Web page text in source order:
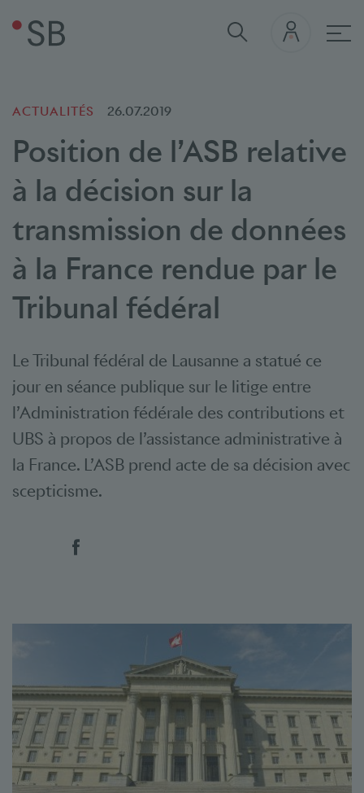
ACTUALITÉS 26.07.2019
Position de l’ASB relative
à la décision sur la
transmission de données
à la France rendue par le
Tribunal fédéral
Le Tribunal fédéral de Lausanne a statué ce
jour en séance publique sur le litige entre
l’Administration fédérale des contributions et
UBS à propos de l’assistance administrative à
la France. L’ASB prend acte de sa décision avec
scepticisme.
Social Bookmarks